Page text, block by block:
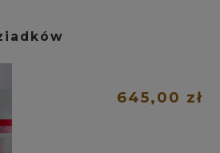
645,00 zł